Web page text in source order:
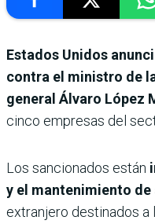
Estados Unidos
contra el ministro de
general Álvaro López
cinco empresas del
Los sancionados están
y el mantenimiento de
extranjero destinados